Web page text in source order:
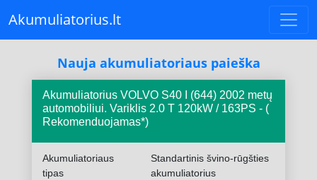
Akumuliatorius.lt
Nauja akumuliatoriaus paieška
Akumuliatorius VOLVO S40 I (644) 2002 metų
automobiliui. Variklis 2.0 T 120kW / 163PS - (
Rekomenduojamas*)
Akumuliatoriaus
tipas
Standartinis švino-rūgšties
akumuliatorius